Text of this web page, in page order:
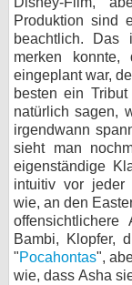
Produktion sind
beachtlich.
merken
eingeplant war,
besten ein
natürlich sagen,
irgendwann
sieht man
eigenständige
intuitiv vor jeder
wie, an den
Bambi, Klopfer,
"Pocahontas",
wie, dass Asha